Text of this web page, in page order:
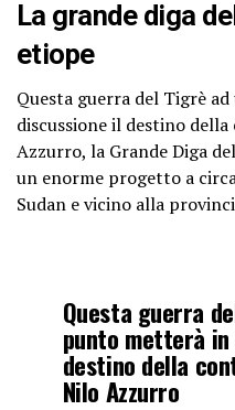
La grande diga
etiope
Questa guerra del Tigrè
discussione il destino
Azzurro, la Grande Diga
un enorme progetto a
Sudan e vicino alla
Questa guerra
punto metterà
destino della
Nilo Azzurro